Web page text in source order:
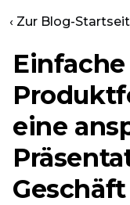
‹ Zur Blog-
eine
Geschäft